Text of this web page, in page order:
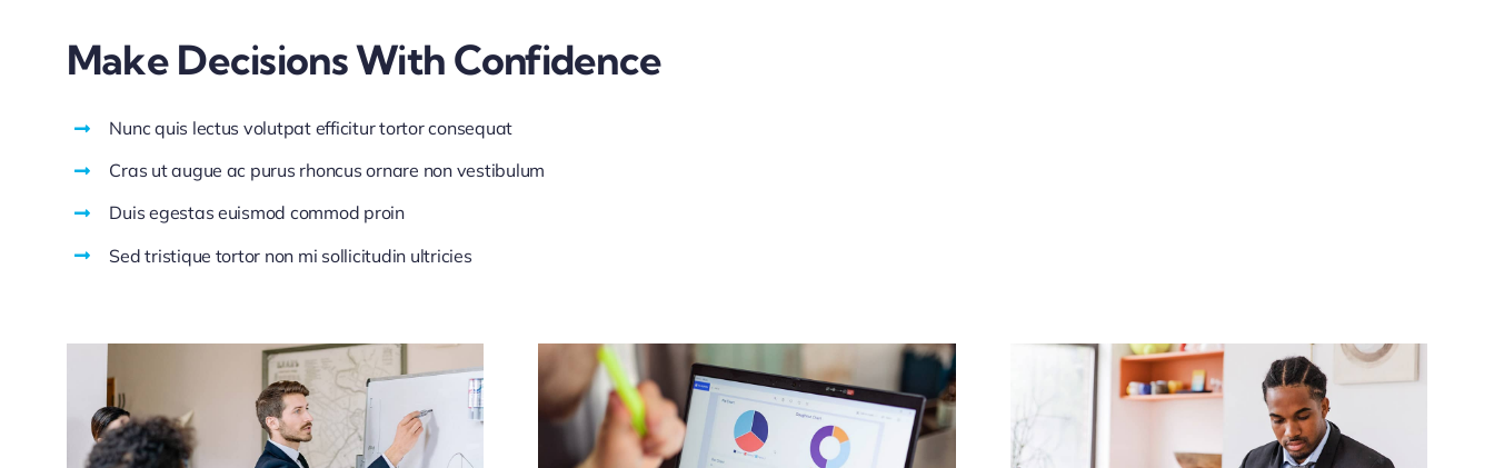
Make Decisions With Confidence
Nunc quis lectus volutpat efficitur tortor consequat
Cras ut augue ac purus rhoncus ornare non vestibulum
Duis egestas euismod commod proin
Sed tristique tortor non mi sollicitudin ultricies